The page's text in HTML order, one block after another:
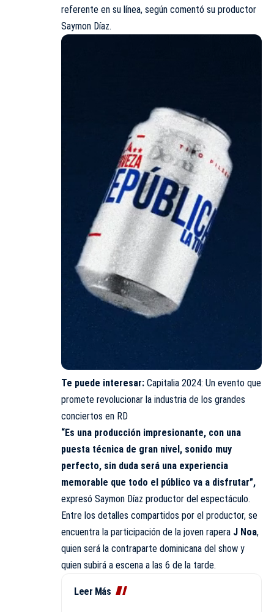
referente en su línea, según comentó su productor
Saymon Díaz.
Te puede interesar: Capitalia 2024: Un evento que
promete revolucionar la industria de los grandes
conciertos en RD
“Es una producción impresionante, con una
puesta técnica de gran nivel, sonido muy
perfecto, sin duda será una experiencia
memorable que todo el público va a disfrutar”,
expresó Saymon Díaz productor del espectáculo.
Entre los detalles compartidos por el productor, se
encuentra la participación de la joven rapera J Noa,
quien será la contraparte dominicana del show y
quien subirá a escena a las 6 de la tarde.
Leer Más